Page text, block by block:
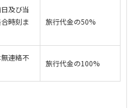
及び当
時刻ま
旅行代金の50%
連絡不
旅行代金の100%